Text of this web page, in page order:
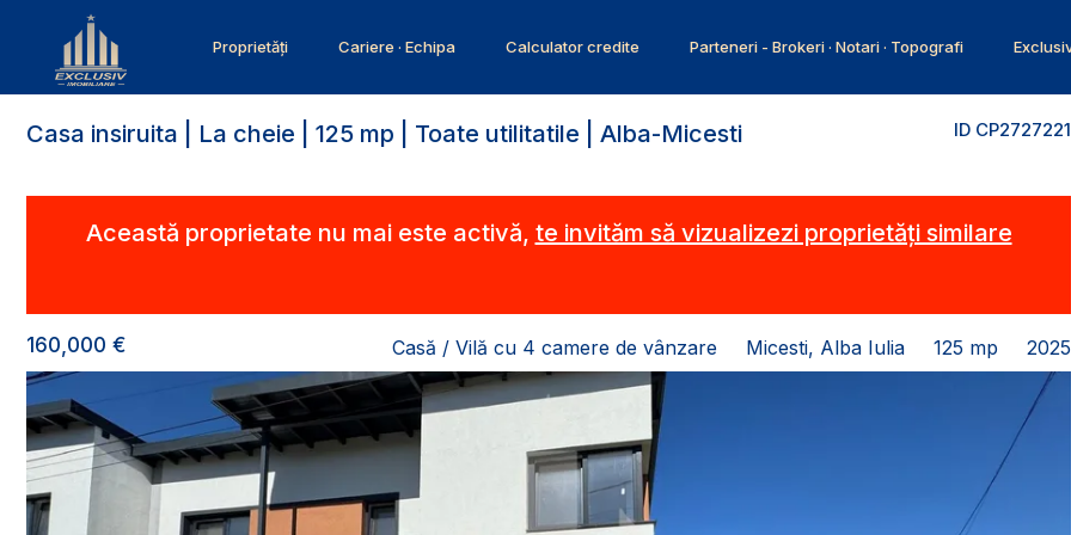
Proprietăți Cariere · Echipa Calculator credite Parteneri - Brokeri · Notari · Topografi
ID CP2727221
Casa insiruita | La cheie | 125 mp | Toate utilitatile | Alba-Micesti
Această proprietate nu mai este activă, te invităm să vizualizezi proprietăți similare
160,000 € Casă / Vilă cu 4 camere de vânzare Micesti, Alba Iulia 125 mp 2025